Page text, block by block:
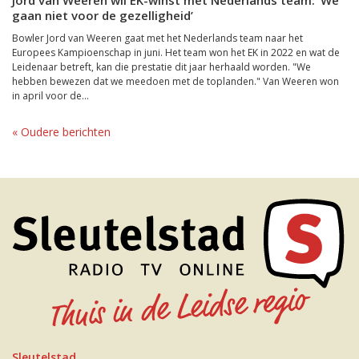
gaan niet voor de gezelligheid’
Bowler Jord van Weeren gaat met het Nederlands team naar het
Europees Kampioenschap in juni. Het team won het EK in 2022 en wat de
Leidenaar betreft, kan die prestatie dit jaar herhaald worden. "We
hebben bewezen dat we meedoen met de toplanden." Van Weeren won
in april voor de...
« Oudere berichten